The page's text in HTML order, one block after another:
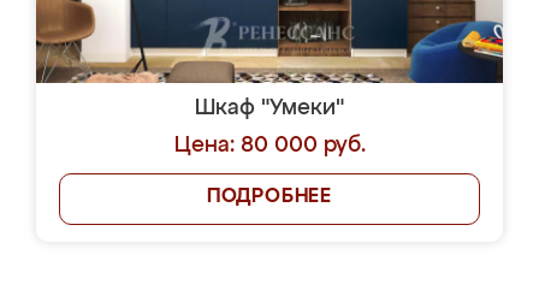
Шкаф "Умеки"
Цена: 80 000 руб.
ПОДРОБНЕЕ